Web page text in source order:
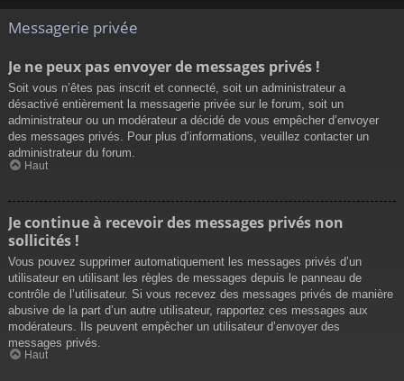
Messagerie privée
Je ne peux pas envoyer de messages privés !
Soit vous n’êtes pas inscrit et connecté, soit un administrateur a
désactivé entièrement la messagerie privée sur le forum, soit un
administrateur ou un modérateur a décidé de vous empêcher d’envoyer
des messages privés. Pour plus d’informations, veuillez contacter un
administrateur du forum.
Haut
Je continue à recevoir des messages privés non
sollicités !
Vous pouvez supprimer automatiquement les messages privés d’un
utilisateur en utilisant les règles de messages depuis le panneau de
contrôle de l’utilisateur. Si vous recevez des messages privés de manière
abusive de la part d’un autre utilisateur, rapportez ces messages aux
modérateurs. Ils peuvent empêcher un utilisateur d’envoyer des
messages privés.
Haut